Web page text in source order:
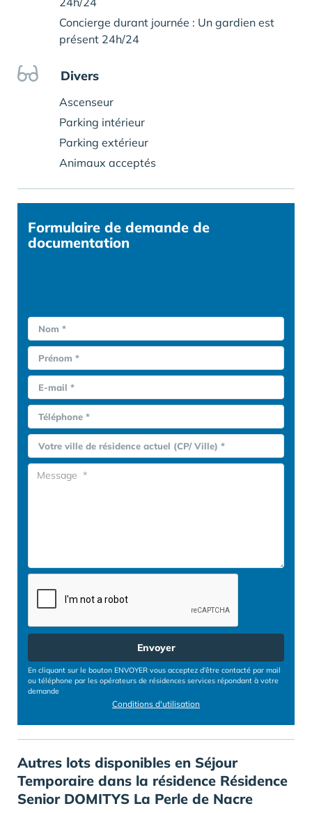
Concierge durant journée : Un gardien est
présent 24h/24
Divers
Ascenseur
Parking intérieur
Parking extérieur
Animaux acceptés
Formulaire de demande de
documentation
Nom *
Prénom *
E-mail *
Téléphone *
Votre ville de résidence actuel (CP/ Ville) *
Envoyer
En cliquant sur le bouton ENVOYER vous acceptez d’être contacté par mail
ou téléphone par les opérateurs de résidences services répondant à votre
demande
Conditions d'utilisation
Autres lots disponibles en Séjour
Temporaire dans la résidence Résidence
Senior DOMITYS La Perle de Nacre